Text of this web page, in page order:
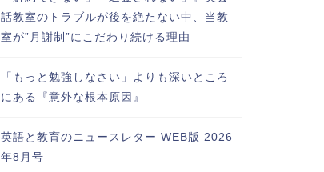
話教室のトラブルが後を絶たない中、当教
室が”月謝制”にこだわり続ける理由
「もっと勉強しなさい」よりも深いところ
にある『意外な根本原因』
英語と教育のニュースレター WEB版 2026
年8月号